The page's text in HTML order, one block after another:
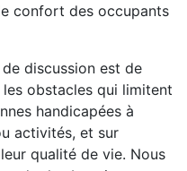
confort des occupants
discussion est de
obstacles qui limitent
handicapées à
activités, et sur
qualité de vie. Nous